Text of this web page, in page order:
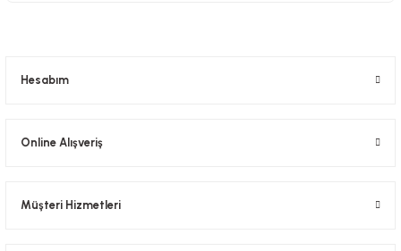
Hesabım
Online Alışveriş
Müşteri Hizmetleri